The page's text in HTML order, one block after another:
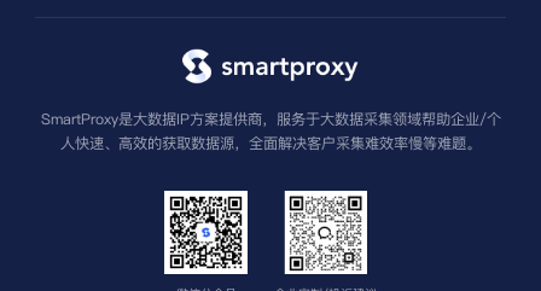
SmartProxy是大数据IP方案提供商，服务于大数据采集领域帮助企业/个
人快速、高效的获取数据源，全面解决客户采集难效率慢等难题。